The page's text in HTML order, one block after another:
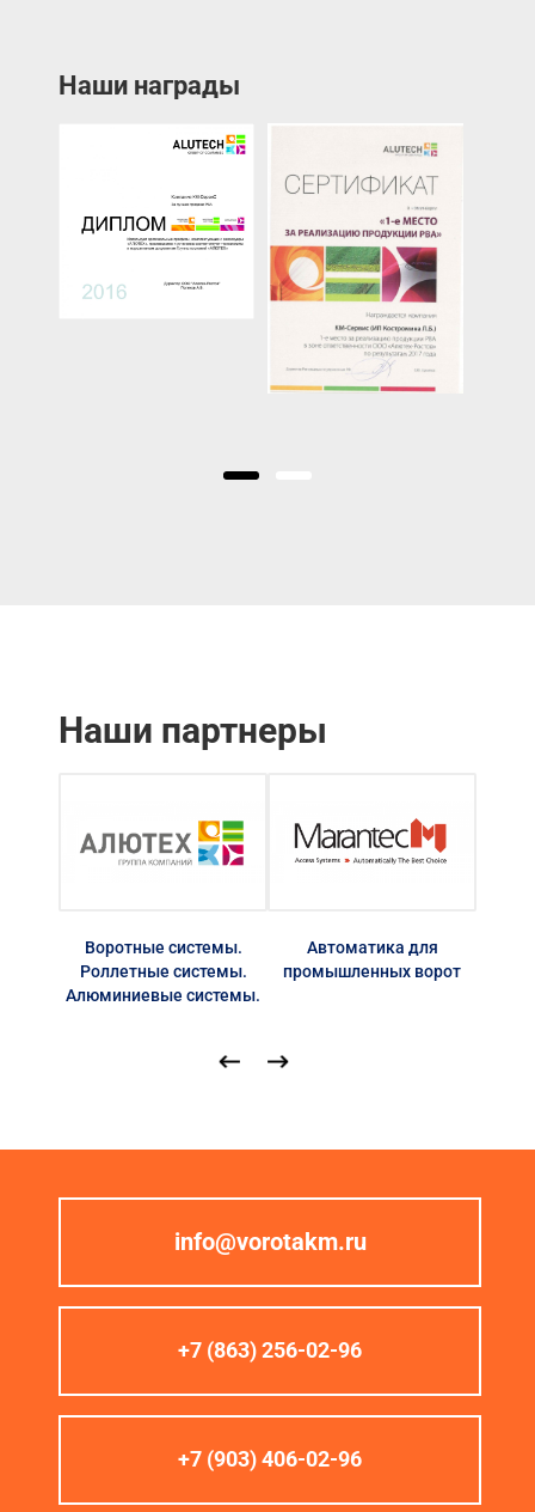
Наши награды
Наши партнеры
Воротные системы.
Роллетные системы.
Алюминиевые системы.
Автоматика для
промышленных ворот
info@vorotakm.ru
+7 (863) 256-02-96
+7 (903) 406-02-96